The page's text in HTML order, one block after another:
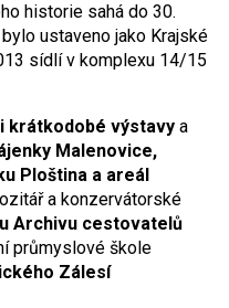
historie sahá do 30.
ustaveno jako Krajské
sídlí v komplexu 14/15
krátkodobé výstavy a
Malenovice,
Ploština a areál
a konzervátorské
Archivu cestovatelů
průmyslové škole
Zálesí